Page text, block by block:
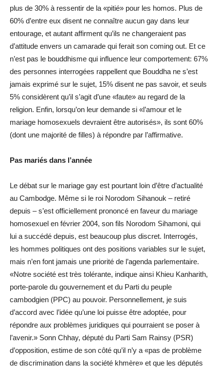
plus de 30% à ressentir de la «pitié» pour les homos. Plus de
60% d’entre eux disent ne connaître aucun gay dans leur
entourage, et autant affirment qu’ils ne changeraient pas
d’attitude envers un camarade qui ferait son coming out. Et ce
n’est pas le bouddhisme qui influence leur comportement: 67%
des personnes interrogées rappellent que Bouddha ne s’est
jamais exprimé sur le sujet, 15% disent ne pas savoir, et seuls
5% considèrent qu’il s’agit d’une «faute» au regard de la
religion. Enfin, lorsqu’on leur demande si «l’amour et le
mariage homosexuels devraient être autorisés», ils sont 60%
(dont une majorité de filles) à répondre par l’affirmative.
Pas mariés dans l’année
Le débat sur le mariage gay est pourtant loin d’être d’actualité
au Cambodge. Même si le roi Norodom Sihanouk – retiré
depuis – s’est officiellement prononcé en faveur du mariage
homosexuel en février 2004, son fils Norodom Sihamoni, qui
lui a succédé depuis, est beaucoup plus discret. Interrogés,
les hommes politiques ont des positions variables sur le sujet,
mais n’en font jamais une priorité de l’agenda parlementaire.
«Notre société est très tolérante, indique ainsi Khieu Kanharith,
porte-parole du gouvernement et du Parti du peuple
cambodgien (PPC) au pouvoir. Personnellement, je suis
d’accord avec l’idée qu’une loi puisse être adoptée, pour
répondre aux problèmes juridiques qui pourraient se poser à
l’avenir.» Sonn Chhay, député du Parti Sam Rainsy (PSR)
d’opposition, estime de son côté qu’il n’y a «pas de problème
de discrimination dans la société khmère» et que les députés